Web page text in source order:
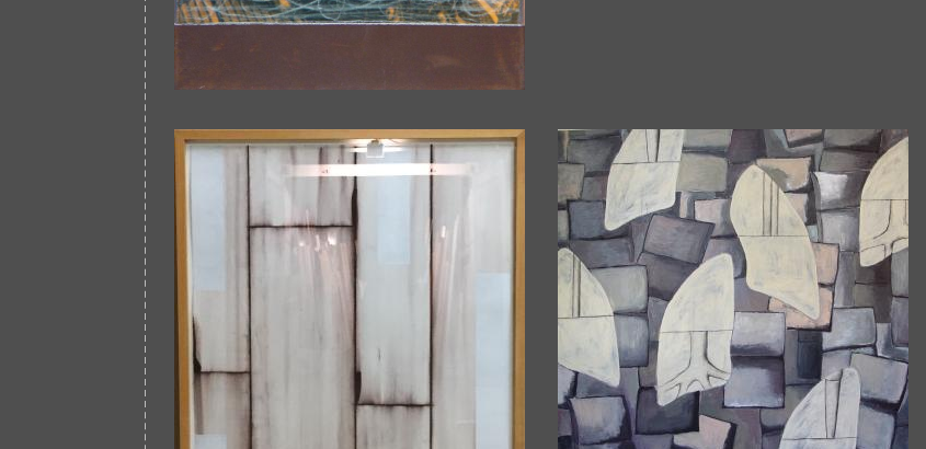
Afbeelding Afbeelding